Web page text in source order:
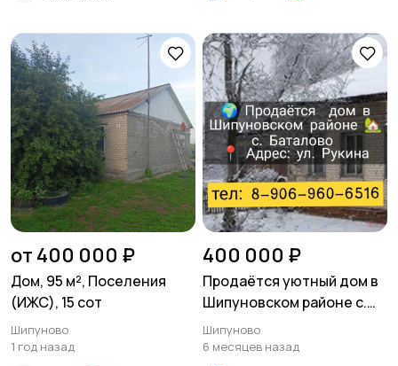
от 400 000 ₽
Дом, 95 м², Поселения
(ИЖС), 15 сот
Шипуново
1 год назад
400 000 ₽
Продаётся уютный дом в
Шипуновском районе с.
Баталово 47,3 м²
Шипуново
6 месяцев назад